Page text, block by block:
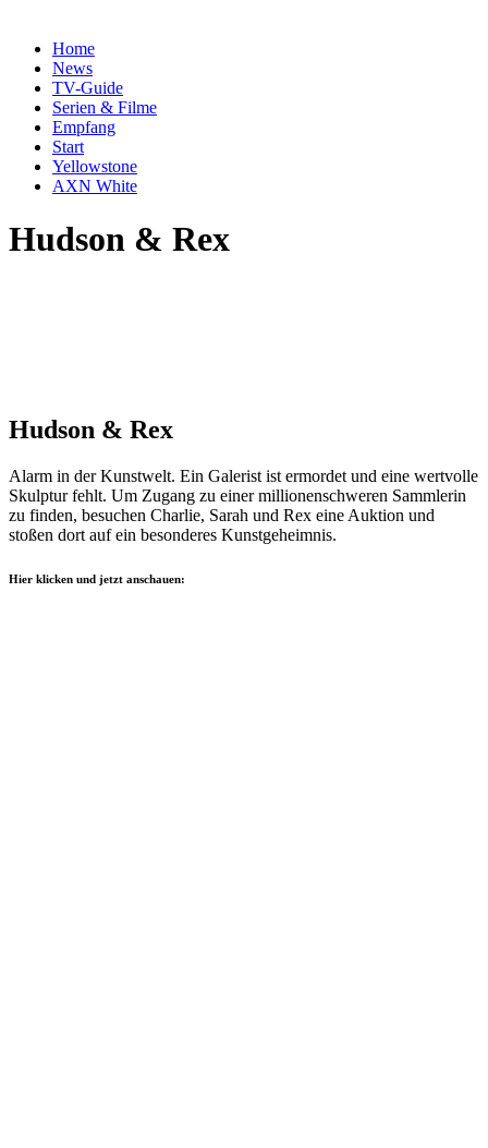
Home
News
TV-Guide
Serien & Filme
Empfang
Start
Yellowstone
AXN White
Hudson & Rex
Hudson & Rex
Alarm in der Kunstwelt. Ein Galerist ist ermordet und eine wertvolle
Skulptur fehlt. Um Zugang zu einer millionenschweren Sammlerin
zu finden, besuchen Charlie, Sarah und Rex eine Auktion und
stoßen dort auf ein besonderes Kunstgeheimnis.
Hier klicken und jetzt anschauen: